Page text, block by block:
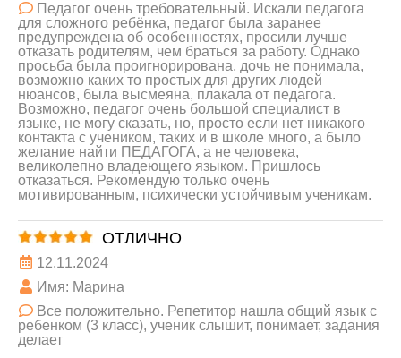
Педагог очень требовательный. Искали педагога
для сложного ребёнка, педагог была заранее
предупреждена об особенностях, просили лучше
отказать родителям, чем браться за работу. Однако
просьба была проигнорирована, дочь не понимала,
возможно каких то простых для других людей
нюансов, была высмеяна, плакала от педагога.
Возможно, педагог очень большой специалист в
языке, не могу сказать, но, просто если нет никакого
контакта с учеником, таких и в школе много, а было
желание найти ПЕДАГОГА, а не человека,
великолепно владеющего языком. Пришлось
отказаться. Рекомендую только очень
мотивированным, психически устойчивым ученикам.
ОТЛИЧНО
12.11.2024
Имя: Марина
Все положительно. Репетитор нашла общий язык с
ребенком (3 класс), ученик слышит, понимает, задания
делает